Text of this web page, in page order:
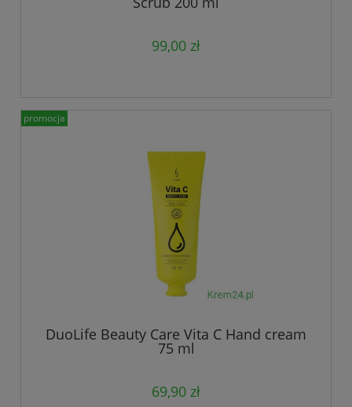
99,00 zł
DuoLife Beauty Care Vita C Hand cream
75 ml
69,90 zł
promocja